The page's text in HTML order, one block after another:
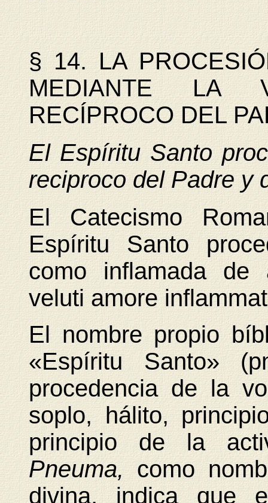
§ 14. LA
MEDIANTE LA
RECÍPROCO DEL
El Espíritu Santo
reciproco del Padre y
El Catecismo
Espíritu Santo
como inflamada de
veluti amore
El nombre propio
«Espíritu Santo»
procedencia de la
soplo, hálito,
principio de la
Pneuma,como
divina, indica que